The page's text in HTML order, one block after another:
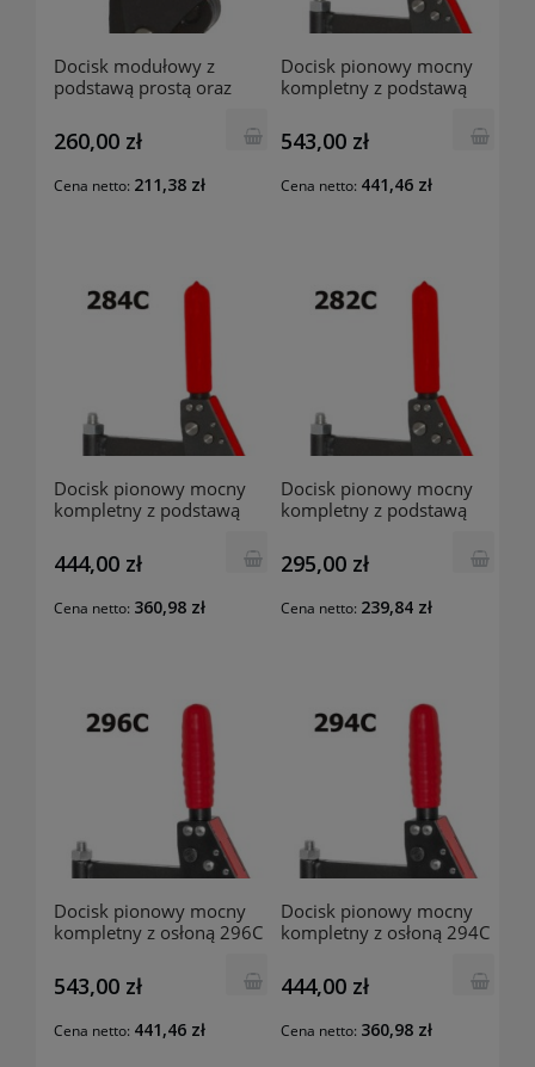
Docisk modułowy z
podstawą prostą oraz
260,00 zł
Cena netto: 211,38 zł
Docisk pionowy mocny
kompletny z podstawą
RAIS
543,00 zł
Cena netto: 441,46 zł
Docisk pionowy mocny
kompletny z podstawą
RAIS
444,00 zł
Cena netto: 360,98 zł
Docisk pionowy mocny
kompletny z podstawą
RAIS
295,00 zł
Cena netto: 239,84 zł
Docisk pionowy mocny
kompletny z osłoną 296C
543,00 zł
Cena netto: 441,46 zł
Docisk pionowy mocny
kompletny z osłoną 294C
444,00 zł
Cena netto: 360,98 zł